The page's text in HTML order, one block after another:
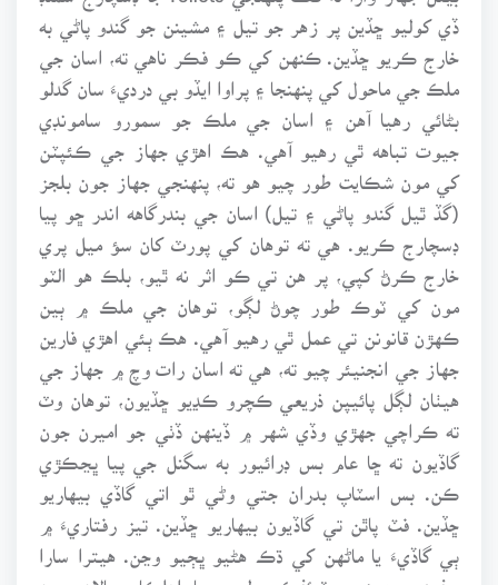
ڏي کوليو ڇڏين پر زهر جو تيل ۽ مشينن جو گندو پاڻي به
خارج ڪريو ڇڏين. ڪنهن کي ڪو فڪر ناهي ته، اسان جي
ملڪ جي ماحول کي پنهنجا ۽ پراوا ايڏو بي درديءَ سان گدلو
بڻائي رهيا آهن ۽ اسان جي ملڪ جو سمورو سامونڊي
جيوت تباهه ٿي رهيو آهي. هڪ اهڙي جهاز جي ڪئپٽن
کي مون شڪايت طور چيو هو ته، پنهنجي جهاز جون بلجز
(گڏ ٿيل گندو پاڻي ۽ تيل) اسان جي بندرگاهه اندر ڇو پيا
ڊسچارج ڪريو. هي ته توهان کي پورٽ کان سؤ ميل پري
خارج ڪرڻ کپي، پر هن تي ڪو اثر نه ٿيو، بلڪ هو الٽو
مون کي ٽوڪ طور چوڻ لڳو، توهان جي ملڪ ۾ ٻين
ڪهڙن قانونن تي عمل ٿي رهيو آهي. هڪ ٻئي اهڙي فارين
جهاز جي انجنيئر چيو ته، هي ته اسان رات وچ ۾ جهاز جي
هيٺان لڳل پائيپن ذريعي ڪچرو ڪڍيو ڇڏيون، توهان وٽ
ته ڪراچي جهڙي وڏي شهر ۾ ڏينهن ڏٺي جو اميرن جون
گاڏيون ته ڇا عام بس ڊرائيور به سگنل جي پيا ڀڃڪڙي
ڪن. بس اسٽاپ بدران جتي وڻي ٿو اتي گاڏي بيهاريو
ڇڏين. فٽ پاٿن تي گاڏيون بيهاريو ڇڏين. تيز رفتاريءَ ۾
ٻي گاڏيءَ يا ماڻهن کي ڌڪ هڻيو ڀڄيو وڃن. هيترا سارا
سفيد ورديءَ ۾ ٽرئفڪ پوليس جا اهلڪار چالان جون